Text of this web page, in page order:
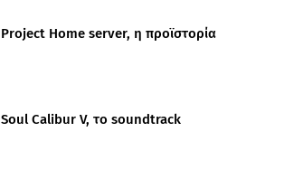
Project Home server, η προϊστορία
Soul Calibur V, το soundtrack